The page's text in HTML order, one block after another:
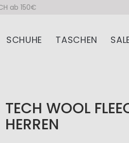
ab 150€
SCHUHE TASCHEN
TECH WOOL
HERREN